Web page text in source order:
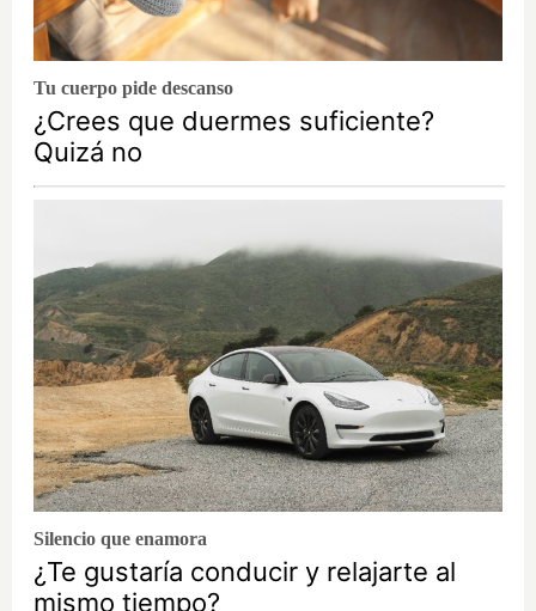
Tu cuerpo pide descanso
¿Crees que duermes suficiente?
Quizá no
Silencio que enamora
¿Te gustaría conducir y relajarte al
mismo tiempo?